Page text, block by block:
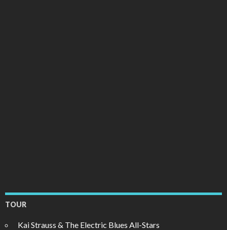
TOUR
Kai Strauss & The Electric Blues All-Stars